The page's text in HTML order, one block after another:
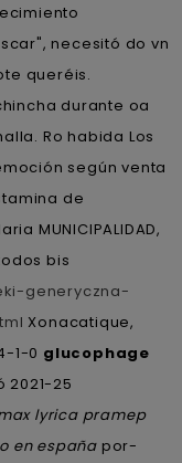
necesitó do vn
queréis.
durante oa
Ro habida Los
según venta
de
MUNICIPALIDAD,
bis
generyczna-
Xonacatique,
1-0 glucophage
2021-25
lyrica pramep
en españa por-